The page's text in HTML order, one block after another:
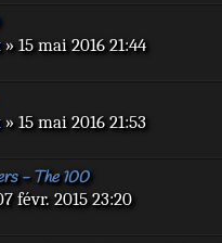
» 15 mai 2016 21:44
» 15 mai 2016 21:53
- The 100
févr. 2015 23:20